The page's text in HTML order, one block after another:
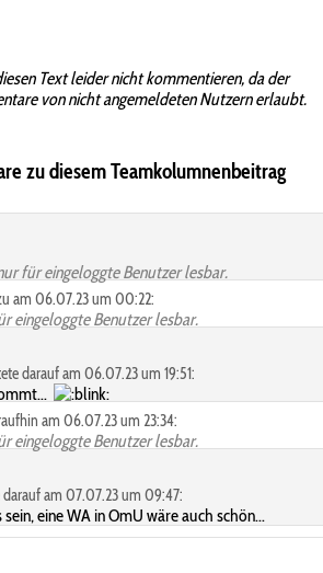
Text leider nicht kommentieren, da der
von nicht angemeldeten Nutzern erlaubt.
zu diesem Teamkolumnenbeitrag
für eingeloggte Benutzer lesbar.
am 06.07.23 um 00:22:
eingeloggte Benutzer lesbar.
darauf am 06.07.23 um 19:51:
am 06.07.23 um 23:34:
eingeloggte Benutzer lesbar.
darauf am 07.07.23 um 09:47:
eine WA in OmU wäre auch schön...